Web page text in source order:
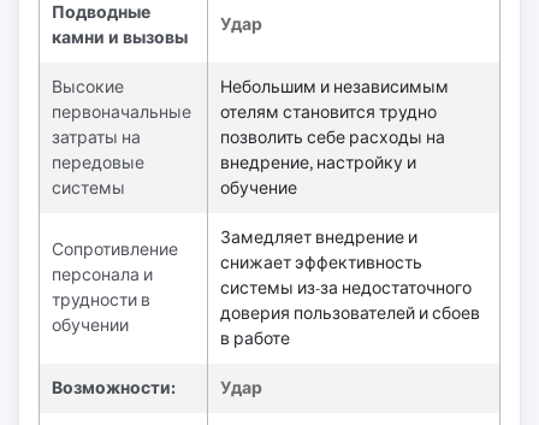
Подводные
камни и вызовы
Удар
Высокие
первоначальные
затраты на
передовые
системы
Небольшим и независимым
отелям становится трудно
позволить себе расходы на
внедрение, настройку и
обучение
Сопротивление
персонала и
трудности в
обучении
Замедляет внедрение и
снижает эффективность
системы из-за недостаточного
доверия пользователей и сбоев
в работе
Возможности: Удар